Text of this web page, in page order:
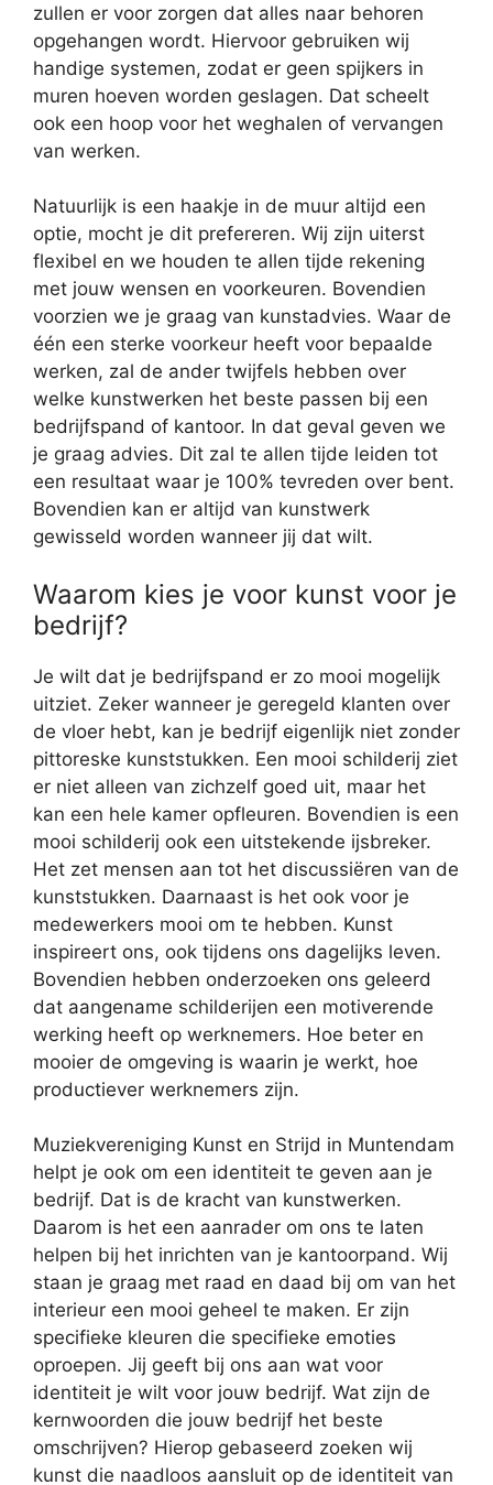
zullen er voor zorgen dat alles naar behoren
opgehangen wordt. Hiervoor gebruiken wij
handige systemen, zodat er geen spijkers in
muren hoeven worden geslagen. Dat scheelt
ook een hoop voor het weghalen of vervangen
van werken.
Natuurlijk is een haakje in de muur altijd een
optie, mocht je dit prefereren. Wij zijn uiterst
flexibel en we houden te allen tijde rekening
met jouw wensen en voorkeuren. Bovendien
voorzien we je graag van kunstadvies. Waar de
één een sterke voorkeur heeft voor bepaalde
werken, zal de ander twijfels hebben over
welke kunstwerken het beste passen bij een
bedrijfspand of kantoor. In dat geval geven we
je graag advies. Dit zal te allen tijde leiden tot
een resultaat waar je 100% tevreden over bent.
Bovendien kan er altijd van kunstwerk
gewisseld worden wanneer jij dat wilt.
Waarom kies je voor kunst voor je
bedrijf?
Je wilt dat je bedrijfspand er zo mooi mogelijk
uitziet. Zeker wanneer je geregeld klanten over
de vloer hebt, kan je bedrijf eigenlijk niet zonder
pittoreske kunststukken. Een mooi schilderij ziet
er niet alleen van zichzelf goed uit, maar het
kan een hele kamer opfleuren. Bovendien is een
mooi schilderij ook een uitstekende ijsbreker.
Het zet mensen aan tot het discussiëren van de
kunststukken. Daarnaast is het ook voor je
medewerkers mooi om te hebben. Kunst
inspireert ons, ook tijdens ons dagelijks leven.
Bovendien hebben onderzoeken ons geleerd
dat aangename schilderijen een motiverende
werking heeft op werknemers. Hoe beter en
mooier de omgeving is waarin je werkt, hoe
productiever werknemers zijn.
Muziekvereniging Kunst en Strijd in Muntendam
helpt je ook om een identiteit te geven aan je
bedrijf. Dat is de kracht van kunstwerken.
Daarom is het een aanrader om ons te laten
helpen bij het inrichten van je kantoorpand. Wij
staan je graag met raad en daad bij om van het
interieur een mooi geheel te maken. Er zijn
specifieke kleuren die specifieke emoties
oproepen. Jij geeft bij ons aan wat voor
identiteit je wilt voor jouw bedrijf. Wat zijn de
kernwoorden die jouw bedrijf het beste
omschrijven? Hierop gebaseerd zoeken wij
kunst die naadloos aansluit op de identiteit van